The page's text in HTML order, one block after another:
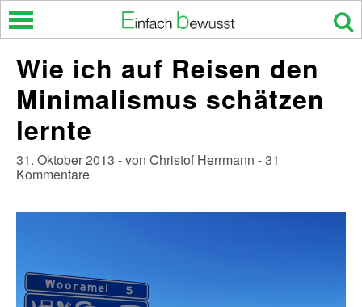
Skip
Wie ich auf Reisen den
Minimalismus schätzen
lernte
31. Oktober 2013 - von Christof Herrmann - 31
Kommentare